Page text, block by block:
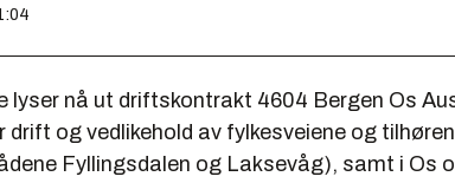
lyser nå ut driftskontrakt 4604 Bergen Os
og vedlikehold av fylkesveiene og
Fyllingsdalen og Laksevåg), samt i Os